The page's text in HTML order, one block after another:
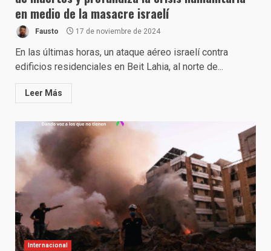
en medio de la masacre israelí
Fausto 17 de noviembre de 2024
En las últimas horas, un ataque aéreo israelí contra
edificios residenciales en Beit Lahia, al norte de...
Leer Más
Internacional